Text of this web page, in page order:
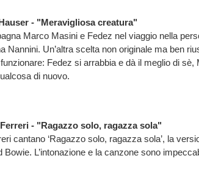
- "Meravigliosa creatura"
Marco Masini e Fedez nel viaggio nella
Nannini. Un’altra scelta non originale ma ben
Fedez si arrabbia e dà il meglio di sè,
di nuovo.
- "Ragazzo solo, ragazza sola"
cantano ‘Ragazzo solo, ragazza sola’, la
L’intonazione e la canzone sono